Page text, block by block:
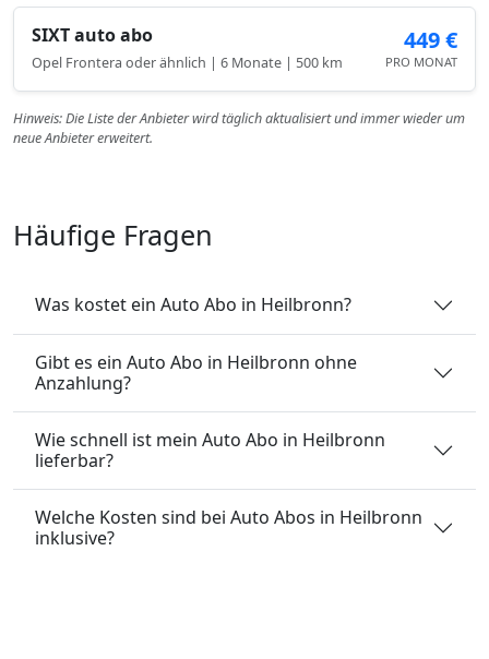
SIXT auto abo
Opel Frontera oder ähnlich | 6 Monate | 500 km
449 €
PRO MONAT
Hinweis: Die Liste der Anbieter wird täglich aktualisiert und immer wieder um
neue Anbieter erweitert.
Häufige Fragen
Was kostet ein Auto Abo in Heilbronn?
Gibt es ein Auto Abo in Heilbronn ohne
Anzahlung?
Wie schnell ist mein Auto Abo in Heilbronn
lieferbar?
Welche Kosten sind bei Auto Abos in Heilbronn
inklusive?